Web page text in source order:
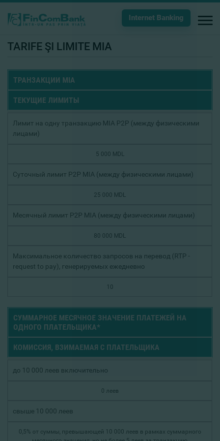
Internet Banking
TARIFE ŞI LIMITE MIA
ТРАНЗАКЦИИ MIA
ТЕКУЩИЕ ЛИМИТЫ
Лимит на одну транзакцию MIA P2P (между физическими
лицами)
5 000 MDL
Суточный лимит P2P MIA (между физическими лицами)
25 000 MDL
Месячный лимит P2P MIA (между физическими лицами)
80 000 MDL
Максимальное количество запросов на перевод (RTP -
request to pay), генерируемых ежедневно
10
СУММАРНОЕ МЕСЯЧНОЕ ЗНАЧЕНИЕ ПЛАТЕЖЕЙ НА
ОДНОГО ПЛАТЕЛЬЩИКА*
КОМИССИЯ, ВЗИМАЕМАЯ С ПЛАТЕЛЬЩИКА
до 10 000 леев включительно
0 леев
свыше 10 000 леев
0,5% от суммы, превышающей 10 000 леев в рамках суммарного